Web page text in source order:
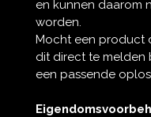
en kunnen daarom
worden.
Mocht een product
dit direct te melden
een passende